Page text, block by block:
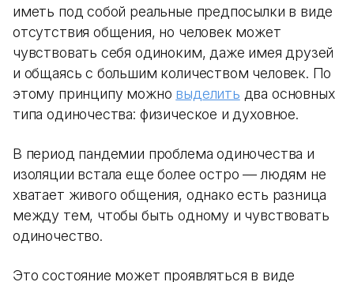
иметь под собой реальные предпосылки в виде
отсутствия общения, но человек может
чувствовать себя одиноким, даже имея друзей
и общаясь с большим количеством человек. По
этому принципу можно выделить два основных
типа одиночества: физическое и духовное.
В период пандемии проблема одиночества и
изоляции встала еще более остро — людям не
хватает живого общения, однако есть разница
между тем, чтобы быть одному и чувствовать
одиночество.
Это состояние может проявляться в виде